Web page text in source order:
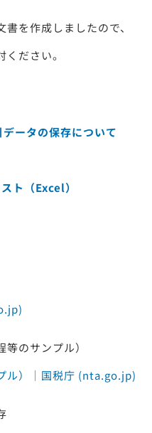
を作成しましたので、
ださい。
ータの保存について
ト（Excel）
のサンプル）
ル）｜国税庁 (nta.go.jp)